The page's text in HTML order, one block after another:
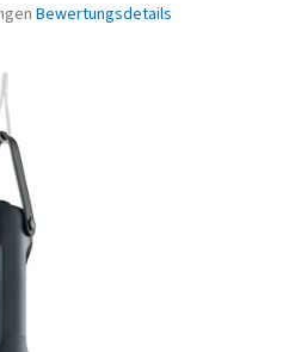
Bewertungsdetails